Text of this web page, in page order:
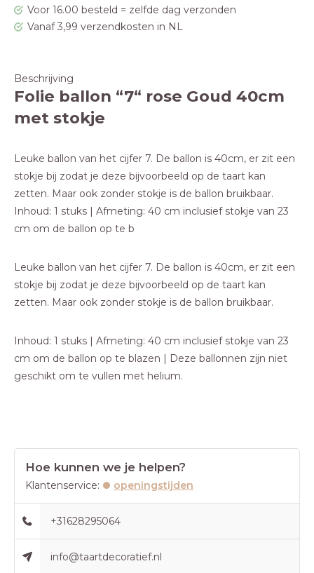
Voor 16.00 besteld = zelfde dag verzonden
Vanaf 3,99 verzendkosten in NL
Beschrijving
Folie ballon “7“ rose Goud 40cm
met stokje
Leuke ballon van het cijfer 7. De ballon is 40cm, er zit een
stokje bij zodat je deze bijvoorbeeld op de taart kan
zetten. Maar ook zonder stokje is de ballon bruikbaar.
Inhoud: 1 stuks | Afmeting: 40 cm inclusief stokje van 23
cm om de ballon op te b
Leuke ballon van het cijfer 7. De ballon is 40cm, er zit een
stokje bij zodat je deze bijvoorbeeld op de taart kan
zetten. Maar ook zonder stokje is de ballon bruikbaar.
Inhoud: 1 stuks | Afmeting: 40 cm inclusief stokje van 23
cm om de ballon op te blazen | Deze ballonnen zijn niet
geschikt om te vullen met helium.
Hoe kunnen we je helpen?
Klantenservice: openingstijden
+31628295064
info@taartdecoratief.nl